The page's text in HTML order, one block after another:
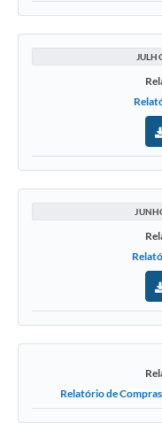
Relatório de